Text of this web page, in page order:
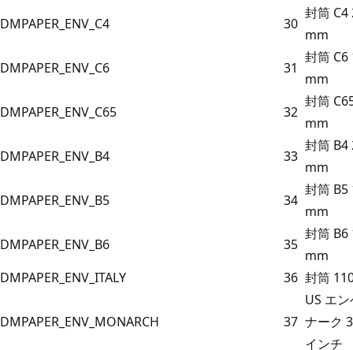
DMPAPER_ENV_C4
30
封筒 C4
mm
DMPAPER_ENV_C6
31
封筒 C6
mm
DMPAPER_ENV_C65
32
封筒
mm
DMPAPER_ENV_B4
33
封筒 B4
mm
DMPAPER_ENV_B5
34
封筒 B5
mm
DMPAPER_ENV_B6
35
封筒 B6
mm
DMPAPER_ENV_ITALY
36 封筒
DMPAPER_ENV_MONARCH 37
US エ
ナーク
インチ